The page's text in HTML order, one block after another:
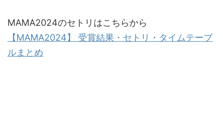
MAMA2024のセトリはこちらから
【MAMA2024】 受賞結果・セトリ・タイムテーブ
ルまとめ